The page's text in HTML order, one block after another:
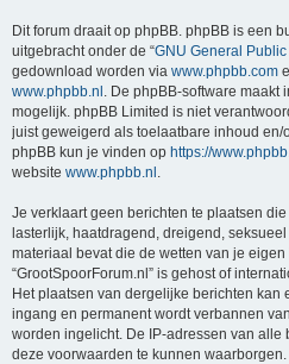
Dit forum draait op phpBB. phpBB is een
uitgebracht onder de “GNU General
gedownload worden via www.phpbb.com
www.phpbb.nl . De phpBB-software maakt
mogelijk. phpBB Limited is niet
juist geweigerd als toelaatbare inhoud en/
phpBB kun je vinden op https://
website www.phpbb.nl .
Je verklaart geen berichten te plaatsen
lasterlijk, haatdragend, dreigend,
materiaal bevat die de wetten van je
“GrootSpoorForum.nl” is gehost of
Het plaatsen van dergelijke berichten
ingang en permanent wordt verbannen
worden ingelicht. De IP-adressen van
deze voorwaarden te kunnen